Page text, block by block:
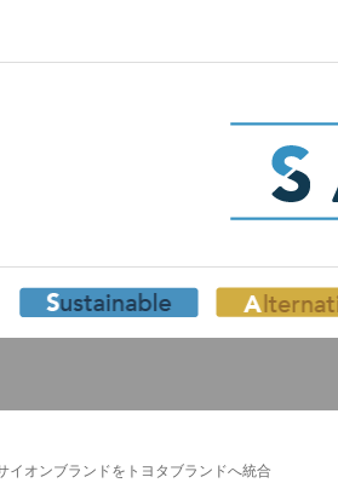
イオンブランドをトヨタブランドへ統合